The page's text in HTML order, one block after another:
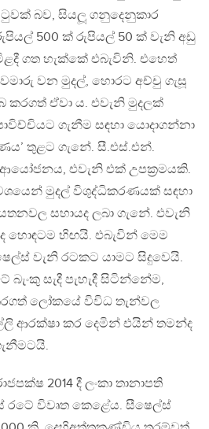
බව, සියලූ ගනුදෙනුකාර
500 ක් රුපියල් 50 ක් වැනි අඩු
ගත හැක්කේ එබැවිනි. එහෙත්
වන මුදල්, හොරට අච්චු ගැසූ
ඒවා ය. එවැනි මුදලක්
ගැනීම සඳහා යොදාගන්නා
තුළට ගැනේ. සී.එස්.එන්.
එවැනි එක් උපක‍්‍රමයකි.
මුදල් විශුද්ධිකරණයක් සඳහා
සහායද ලබා ගැනේ. එවැනි
හොඳටම හිඟයි. එබැවින් මෙම
වැනි රටකට යාමට සිදුවෙයි.
සැදී පැහැදී සිටින්නේම,
ලෝකයේ විවිධ තැන්වල
ආරක්ෂා කර දෙමින් එයින් තමන්ද
2014 දී ලංකා තානාපති
රටේ විවෘත කෙළේය. සීෂෙල්ස්